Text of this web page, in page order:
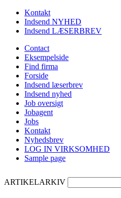
Kontakt
Indsend NYHED
Indsend LÆSERBREV
Contact
Eksempelside
Find firma
Forside
Indsend læserbrev
Indsend nyhed
Job oversigt
Jobagent
Jobs
Kontakt
Nyhedsbrev
LOG IN VIRKSOMHED
Sample page
ARTIKELARKIV